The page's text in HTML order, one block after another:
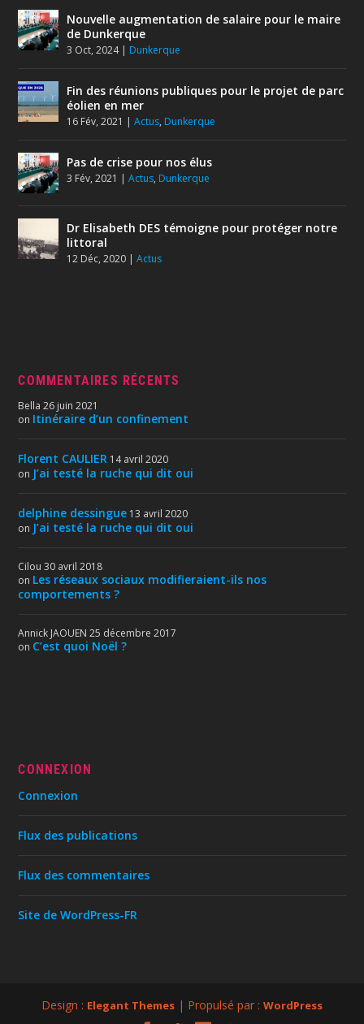
Nouvelle augmentation de salaire pour le maire
de Dunkerque
3 Oct, 2024| Dunkerque
Fin des réunions publiques pour le projet de parc
éolien en mer
16 Fév, 2021 |Actus, Dunkerque
Pas de crise pour nos élus
3 Fév, 2021 |Actus, Dunkerque
Dr Elisabeth DES témoigne pour protéger notre
littoral
12 Déc, 2020 |Actus
COMMENTAIRES RÉCENTS
Bella 26 juin 2021
on Itinéraire d’un confinement
Florent CAULIER 14 avril 2020
on J’ai testé la ruche qui dit oui
delphine dessingue 13 avril 2020
on J’ai testé la ruche qui dit oui
Cilou 30 avril 2018
on Les réseaux sociaux modifieraient-ils nos
comportements ?
Annick JAOUEN 25 décembre 2017
on C’est quoi Noël ?
CONNEXION
Connexion
Flux des publications
Flux des commentaires
Site de WordPress-FR
Design : Elegant Themes | Propulsé par : WordPress